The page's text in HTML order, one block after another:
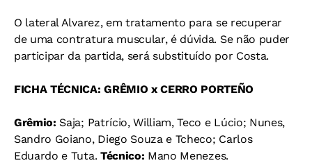
O lateral Alvarez, em tratamento para se recuperar
de uma contratura muscular, é dúvida. Se não puder
participar da partida, será substituído por Costa.
FICHA TÉCNICA: GRÊMIO x CERRO PORTEÑO
Grêmio: Saja; Patrício, William, Teco e Lúcio; Nunes,
Sandro Goiano, Diego Souza e Tcheco; Carlos
Eduardo e Tuta. Técnico: Mano Menezes.